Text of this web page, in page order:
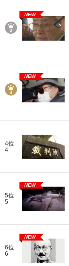
NEW
NEW
4位
4
5位
5
NEW
6位
6
NEW